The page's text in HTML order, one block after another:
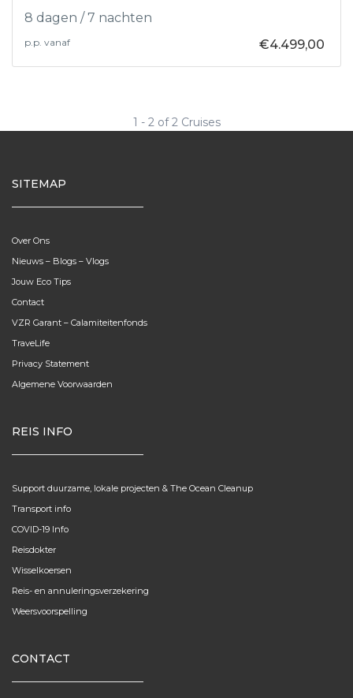
8 dagen / 7 nachten
p.p. vanaf €4.499,00
1 - 2 of 2 Cruises
SITEMAP
Over Ons
Nieuws – Blogs – Vlogs
Jouw Eco Tips
Contact
VZR Garant – Calamiteitenfonds
TraveLife
Privacy Statement
Algemene Voorwaarden
REIS INFO
Support duurzame, lokale projecten & The Ocean Cleanup
Transport info
COVID-19 Info
Reisdokter
Wisselkoersen
Reis- en annuleringsverzekering
Weersvoorspelling
CONTACT